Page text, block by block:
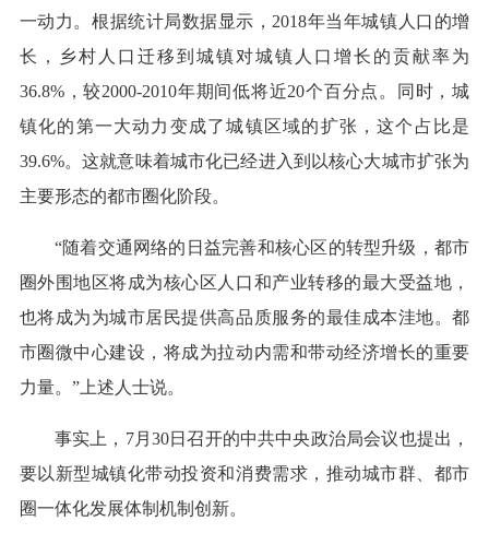
一动力。根据统计局数据显示，2018年当年城镇人口的增
长，乡村人口迁移到城镇对城镇人口增长的贡献率为
36.8%，较2000-2010年期间低将近20个百分点。同时，城
镇化的第一大动力变成了城镇区域的扩张，这个占比是
39.6%。这就意味着城市化已经进入到以核心大城市扩张为
主要形态的都市圈化阶段。
“随着交通网络的日益完善和核心区的转型升级，都市
圈外围地区将成为核心区人口和产业转移的最大受益地，
也将成为为城市居民提供高品质服务的最佳成本洼地。都
市圈微中心建设，将成为拉动内需和带动经济增长的重要
力量。”上述人士说。
事实上，7月30日召开的中共中央政治局会议也提出，
要以新型城镇化带动投资和消费需求，推动城市群、都市
圈一体化发展体制机制创新。